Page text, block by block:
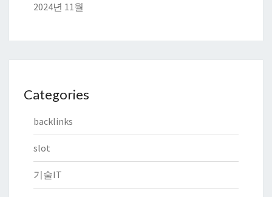
2024년 11월
Categories
backlinks
slot
기술IT